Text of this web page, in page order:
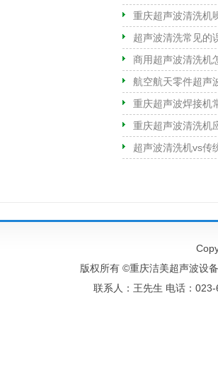
重庆超声波清洗机
超声波清洗常见的
商用超声波清洗机
航空航天零件超声
重庆超声波焊接机
重庆超声波清洗机
超声波清洗机vs传
版权所有 ©重庆洁美超声波设
联系人：王先生 电话：